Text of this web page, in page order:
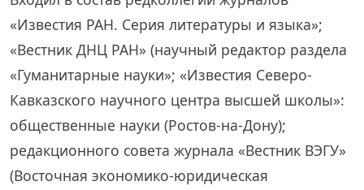
«Известия РАН. Серия литературы и языка»;
«Вестник ДНЦ РАН» (научный редактор раздела
«Гуманитарные науки»; «Известия Северо-
Кавказского научного центра высшей школы»:
общественные науки (Ростов-на-Дону);
редакционного совета журнала «Вестник ВЭГУ»
(Восточная экономико-юридическая